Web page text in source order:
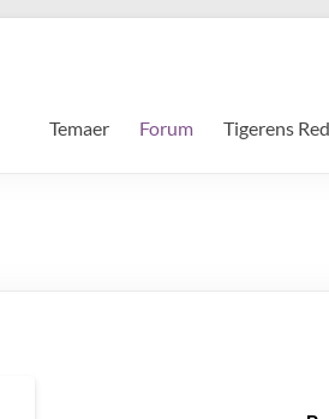
Temaer Forum Tigerens